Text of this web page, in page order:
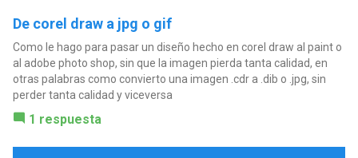
De corel draw a jpg o gif
Como le hago para pasar un diseño hecho en corel draw al paint o
al adobe photo shop, sin que la imagen pierda tanta calidad, en
otras palabras como convierto una imagen .cdr a .dib o .jpg, sin
perder tanta calidad y viceversa
1 respuesta